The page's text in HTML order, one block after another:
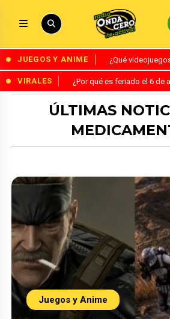
JUEGOS Y ANIME ¿Qué
VIRALES ¿Por qué es feriado el 6 de
ÚLTIMAS
Juegos y Anime